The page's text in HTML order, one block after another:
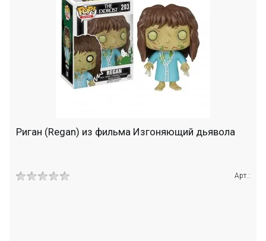
Риган (Regan) из фильма Изгоняющий дьявола
Арт.: